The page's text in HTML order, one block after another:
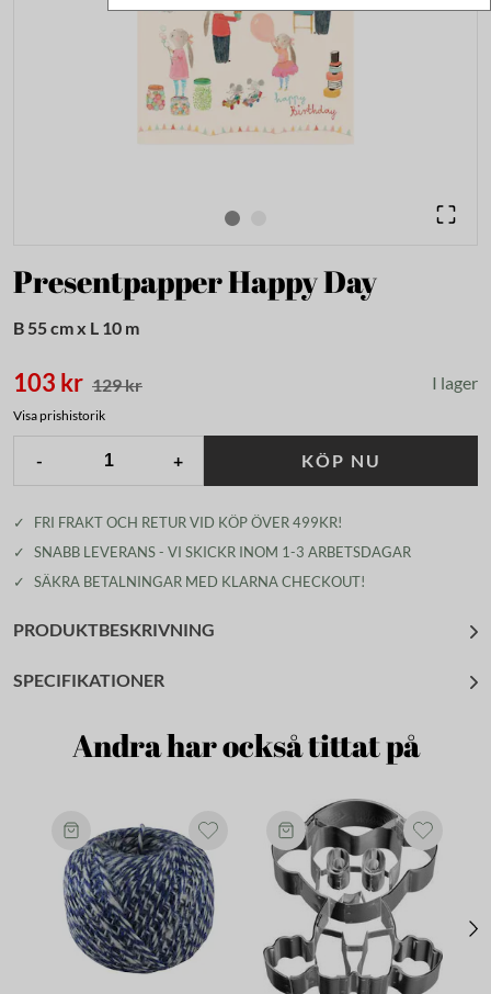
Presentpapper Happy Day
B 55 cm x L 10 m
103 kr 129 kr I lager
Visa prishistorik
- + KÖP NU
✓
FRI FRAKT OCH RETUR VID KÖP ÖVER 499KR!
✓
SNABB LEVERANS - VI SKICKR INOM 1-3 ARBETSDAGAR
✓
SÄKRA BETALNINGAR MED KLARNA CHECKOUT!
PRODUKTBESKRIVNING
SPECIFIKATIONER
Andra har också tittat på